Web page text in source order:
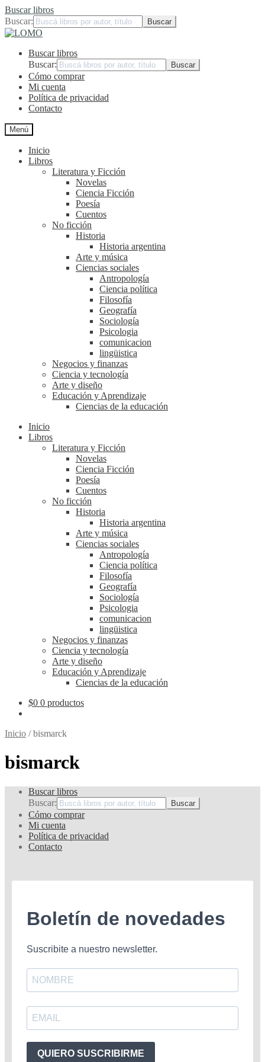
Buscar libros
Buscar:
Ir
navegación
Ir
contenidoBuscar libros
Buscar:
Cómo comprar
Mi cuenta
Política de privacidad
Contacto
Menú
Inicio
Libros
Literatura y Ficción
Novelas
Ciencia Ficción
Poesía
Cuentos
No ficción
Historia
Historia argentina
Arte y música
Ciencias sociales
Antropología
Ciencia política
Filosofía
Geografía
Sociología
Psicologia
comunicacion
lingüistica
Negocios y finanzas
Ciencia y tecnología
Arte y diseño
Educación y Aprendizaje
Ciencias de la educación
Inicio
Libros
Literatura y Ficción
Novelas
Ciencia Ficción
Poesía
Cuentos
No ficción
Historia
Historia argentina
Arte y música
Ciencias sociales
Antropología
Ciencia política
Filosofía
Geografía
Sociología
Psicologia
comunicacion
lingüistica
Negocios y finanzas
Ciencia y tecnología
Arte y diseño
Educación y Aprendizaje
Ciencias de la educación
$0 0 productos
Inicio /bismarck
bismarck
Buscar libros
Buscar:
Cómo comprar
Mi cuenta
Política de privacidad
Contacto
Boletín de novedades
Suscribite a nuestro newsletter.
QUIERO SUSCRIBIRME